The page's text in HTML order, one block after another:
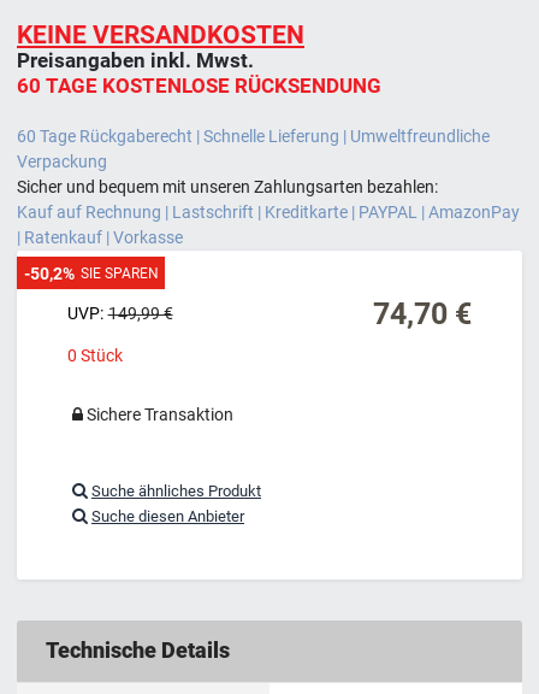
KEINE VERSANDKOSTEN
Preisangaben inkl. Mwst.
60 TAGE KOSTENLOSE RÜCKSENDUNG
60 Tage Rückgaberecht | Schnelle Lieferung | Umweltfreundliche
Verpackung
Sicher und bequem mit unseren Zahlungsarten bezahlen:
Kauf auf Rechnung | Lastschrift | Kreditkarte | PAYPAL | AmazonPay
| Ratenkauf | Vorkasse
74,70 €
UVP: 149,99 €
0 Stück
-50,2% SIE SPAREN
Sichere Transaktion
Suche ähnliches Produkt
Suche diesen Anbieter
Technische Details